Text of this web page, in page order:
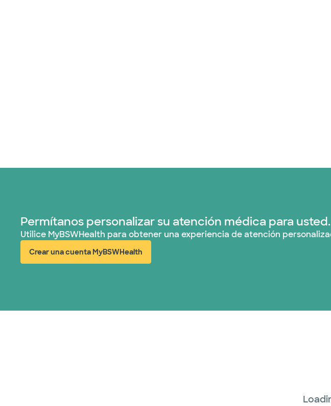
Permítanos personalizar su atención médica para usted.
Utilice MyBSWHealth para obtener una experiencia de atención
Crear una cuenta MyBSWHealth
(abre en ventana nueva)